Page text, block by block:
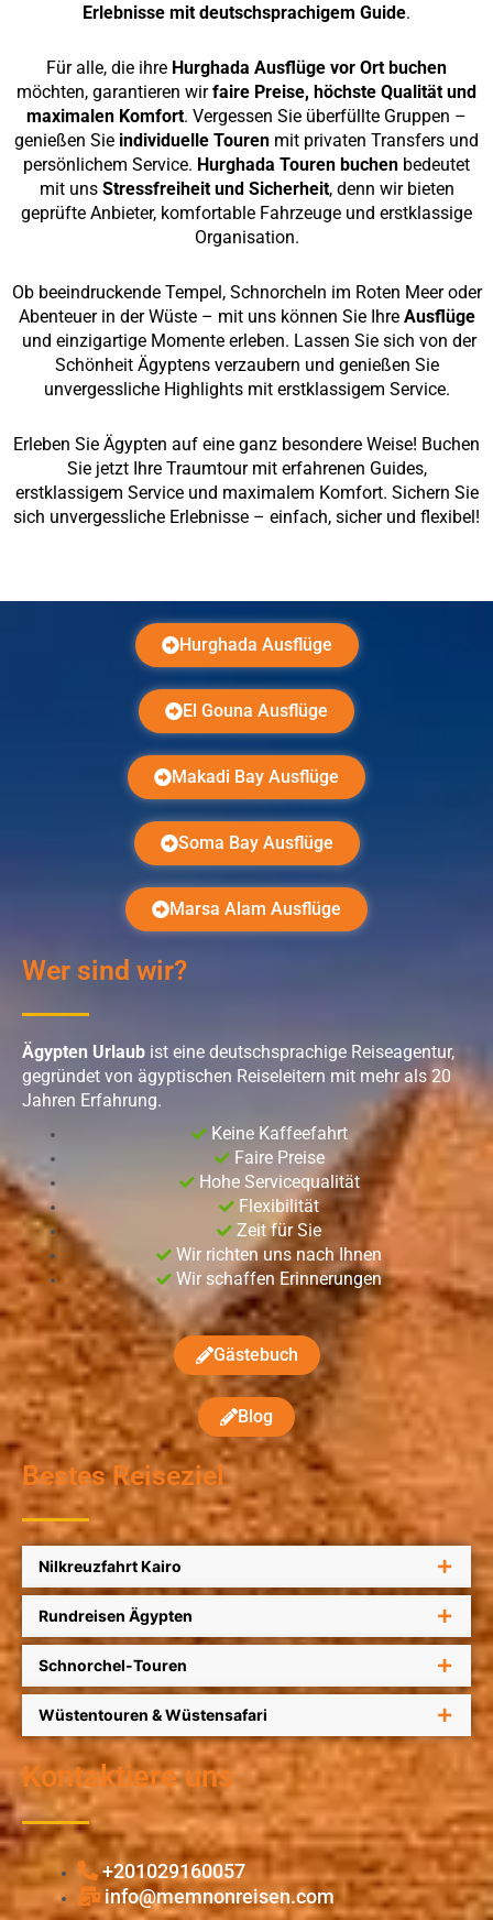
Erlebnisse mit deutschsprachigem Guide.
Für alle, die ihre Hurghada Ausflüge vor Ort buchen
möchten, garantieren wirfaire Preise, höchste Qualität und
maximalen Komfort. Vergessen Sie überfüllte Gruppen –
genießen Sie individuelle Touren mit privaten Transfers und
persönlichem Service. Hurghada Touren buchen bedeutet
mit uns Stressfreiheit und Sicherheit, denn wir bieten
geprüfte Anbieter, komfortable Fahrzeuge und erstklassige
Organisation.
Ob beeindruckende Tempel, Schnorcheln im Roten Meer oder
Abenteuer in der Wüste – mit uns können Sie Ihre Ausflüge
und einzigartige Momente erleben. Lassen Sie sich von der
Schönheit Ägyptens verzaubern und genießen Sie
unvergessliche Highlights mit erstklassigem Service.
Erleben Sie Ägypten auf eine ganz besondere Weise! Buchen
Sie jetzt Ihre Traumtour mit erfahrenen Guides,
erstklassigem Service und maximalem Komfort. Sichern Sie
sich unvergessliche Erlebnisse – einfach, sicher und flexibel!
Hurghada Ausflüge
El Gouna Ausflüge
Makadi Bay Ausflüge
Soma Bay Ausflüge
Marsa Alam Ausflüge
Wer sind wir?
Ägypten Urlaub ist eine deutschsprachige Reiseagentur,
gegründet von ägyptischen Reiseleitern mit mehr als 20
Jahren Erfahrung.
Keine Kaffeefahrt
Faire Preise
Hohe Servicequalität
Flexibilität
Zeit für Sie
Wir richten uns nach Ihnen
Wir schaffen Erinnerungen
Gästebuch
Blog
Bestes Reiseziel
Nilkreuzfahrt Kairo
Rundreisen Ägypten
Schnorchel-Touren
Wüstentouren & Wüstensafari
Kontaktiere uns
+201029160057
info@memnonreisen.com